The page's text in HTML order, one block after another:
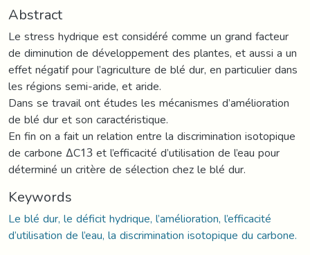
Abstract
Le stress hydrique est considéré comme un grand facteur
de diminution de développement des plantes, et aussi a un
effet négatif pour l’agriculture de blé dur, en particulier dans
les régions semi-aride, et aride.
Dans se travail ont études les mécanismes d’amélioration
de blé dur et son caractéristique.
En fin on a fait un relation entre la discrimination isotopique
de carbone ∆C13 et l’efficacité d’utilisation de l’eau pour
déterminé un critère de sélection chez le blé dur.
Keywords
Le blé dur, le déficit hydrique, l’amélioration, l’efficacité
d’utilisation de l’eau, la discrimination isotopique du carbone.